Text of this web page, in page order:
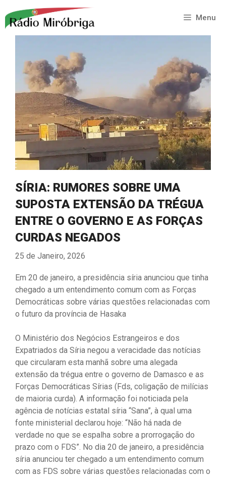
para
Menu
SÍRIA: RUMORES SOBRE UMA
SUPOSTA EXTENSÃO DA TRÉGUA
ENTRE O GOVERNO E AS FORÇAS
CURDAS NEGADOS
25 de Janeiro, 2026
Em 20 de janeiro, a presidência síria anunciou que tinha
chegado a um entendimento comum com as Forças
Democráticas sobre várias questões relacionadas com
o futuro da província de Hasaka
O Ministério dos Negócios Estrangeiros e dos
Expatriados da Síria negou a veracidade das notícias
que circularam esta manhã sobre uma alegada
extensão da trégua entre o governo de Damasco e as
Forças Democráticas Sírias (Fds, coligação de milícias
de maioria curda). A informação foi noticiada pela
agência de notícias estatal síria “Sana”, à qual uma
fonte ministerial declarou hoje: “Não há nada de
verdade no que se espalha sobre a prorrogação do
prazo com o FDS”. No dia 20 de janeiro, a presidência
síria anunciou ter chegado a um entendimento comum
com as FDS sobre várias questões relacionadas com o